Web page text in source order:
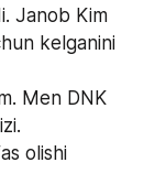
Janob Kim
kelganini
Men DNK
olishi